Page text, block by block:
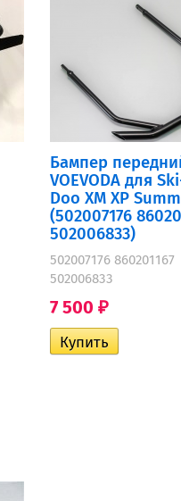
Бампер
VOEVODA для
Doo XM XP
(502007176
502006833)
502007176 860201167
502006833
7 500 ₽